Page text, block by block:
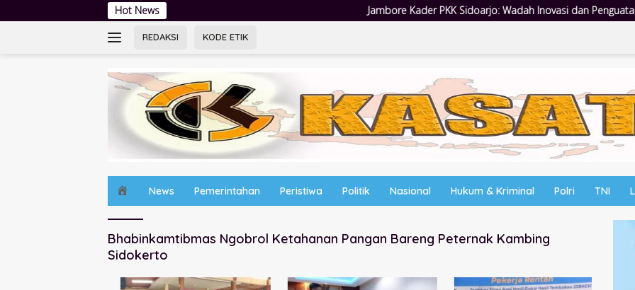
ke
Hot News Jambore Kader PKK Sidoarjo: Wadah Inovasi dan Penguatan Peran Kader
REDAKSI KODE ETIK
o
m
News Pemerintahan Peristiwa Politik Nasional Hukum & Kriminal Polri TNI
Bhabinkamtibmas Ngobrol Ketahanan Pangan Bareng Peternak Kambing
Sidokerto